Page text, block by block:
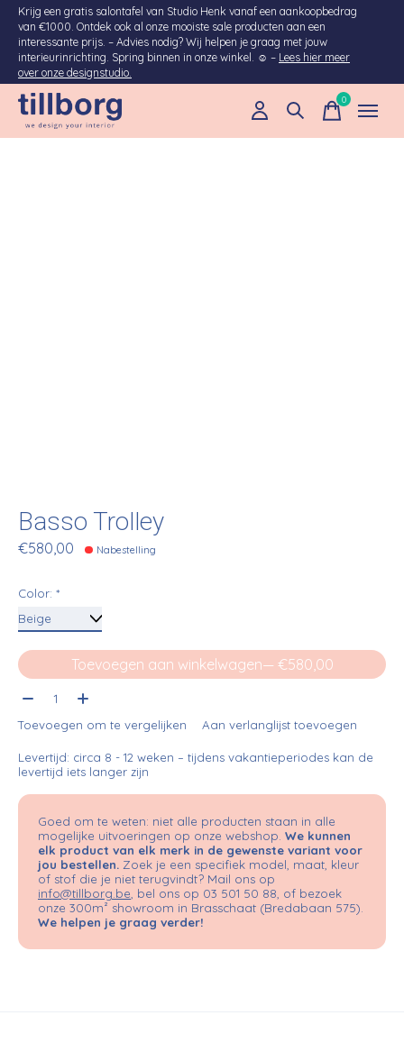
Krijg een gratis salontafel van Studio Henk vanaf een aankoopbedrag
van €1000. Ontdek ook al onze mooiste sale producten aan een
interessante prijs. – Advies nodig? Wij helpen je graag met jouw
interieurinrichting. Spring binnen in onze winkel. ☺ – Lees hier meer
over onze designstudio.
0items
Basso Trolley
€580,00 Nabestelling
Color: *
Toevoegen aan winkelwagen
— €580,00
Aantal:
Toevoegen om te vergelijken Aan verlanglijst toevoegen
Levertijd: circa 8 - 12 weken – tijdens vakantieperiodes kan de
levertijd iets langer zijn
Goed om te weten: niet alle producten staan in alle
mogelijke uitvoeringen op onze webshop. We kunnen
elk product van elk merk in de gewenste variant voor
jou bestellen. Zoek je een specifiek model, maat, kleur
of stof die je niet terugvindt? Mail ons op
info@tillborg.be , bel ons op 03 501 50 88, of bezoek
onze 300m² showroom in Brasschaat (Bredabaan 575).
We helpen je graag verder!